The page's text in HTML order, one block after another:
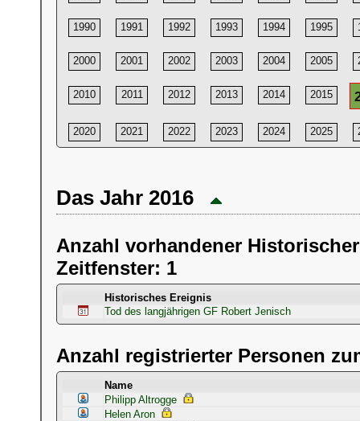
1990 1991 1992 1993 1994 1995
2000 2001 2002 2003 2004 2005
2010 2011 2012 2013 2014 2015
2020 2021 2022 2023 2024 2025
Das Jahr 2016
Anzahl vorhandener
Zeitfenster: 1
Historisches Ereignis
Tod des langjährigen GF Robert Jenisch
Anzahl registrierter Personen
Name
Philipp Altrogge
Helen Aron